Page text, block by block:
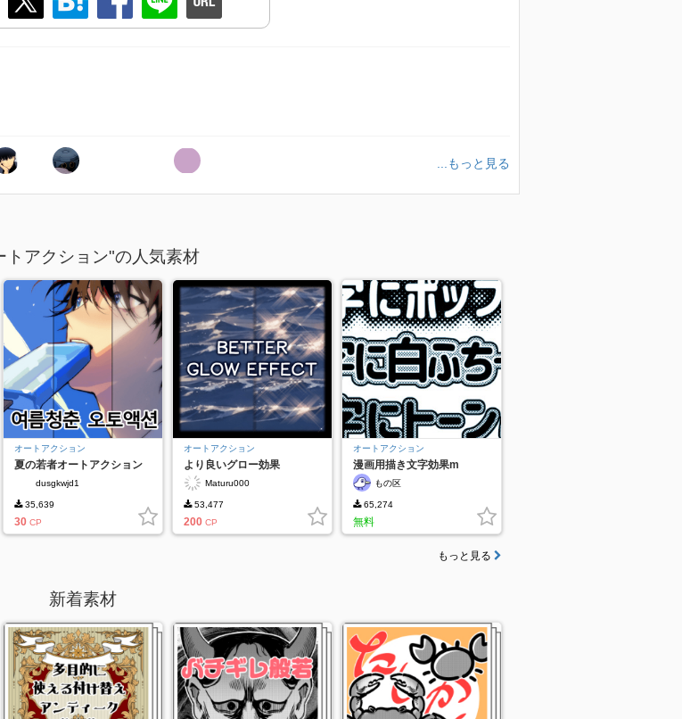
...もっと見る
トアクション"の人気素材
オートアクション
夏の若者オートアクション
dusgkwjd1
35,639
30 CP
オートアクション
より良いグロー効果
Maturu000
53,477
200 CP
オートアクション
漫画用描き文字効果m
もの区
65,274
無料
もっと見る
新着素材